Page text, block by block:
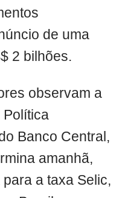
de uma
2 bilhões.
observam a
Política
Banco Central,
amanhã,
a taxa Selic,